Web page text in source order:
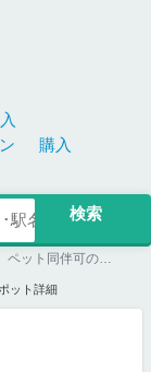
購入
富山県中新川郡舟橋村のエル動物病院の詳細ページ。ペット同伴可のお店探しならペットホームウェブ。ペット可賃貸のお部屋探し、ペット可マンション購入のご検討時にもご利用ください。
ット詳細